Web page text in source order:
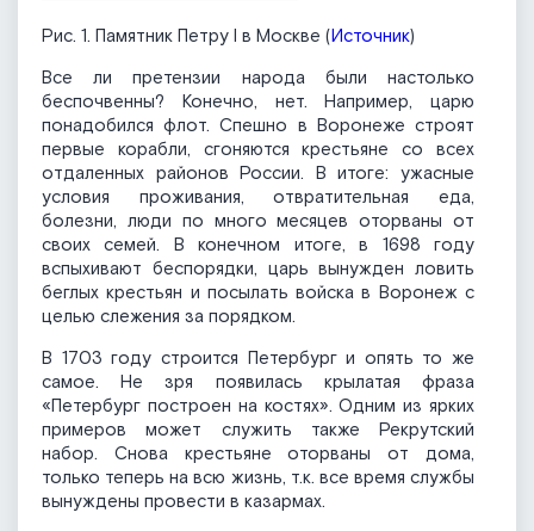
Рис. 1. Памятник Петру I в Москве (Источник)
Все ли претензии народа были настолько
беспочвенны? Конечно, нет. Например, царю
понадобился флот. Спешно в Воронеже строят
первые корабли, сгоняются крестьяне со всех
отдаленных районов России. В итоге: ужасные
условия проживания, отвратительная еда,
болезни, люди по много месяцев оторваны от
своих семей. В конечном итоге, в 1698 году
вспыхивают беспорядки, царь вынужден ловить
беглых крестьян и посылать войска в Воронеж с
целью слежения за порядком.
В 1703 году строится Петербург и опять то же
самое. Не зря появилась крылатая фраза
«Петербург построен на костях». Одним из ярких
примеров может служить также Рекрутский
набор. Снова крестьяне оторваны от дома,
только теперь на всю жизнь, т.к. все время службы
вынуждены провести в казармах.